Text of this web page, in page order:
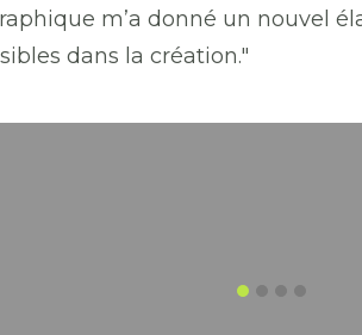
m’a donné un nouvel
dans la création."